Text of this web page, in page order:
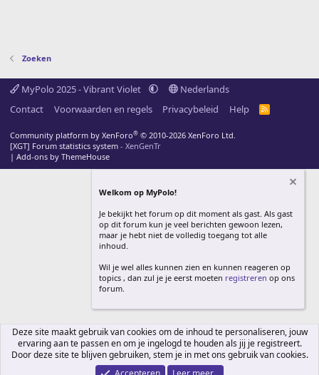
Zoeken
MyPolo 2025 - Vibrant Violet
Nederlands
Contact
Voorwaarden en regels Privacybeleid Help
R
S
Community platform by XenForo® © 2010-2026 XenForo Ltd.
[XGT] Forum statistics system - XenGenTr
| Add-ons by ThemeHouse
Welkom op MyPolo!
Je bekijkt het forum op dit moment als gast. Als gast
op dit forum kun je veel berichten gewoon lezen,
maar je hebt niet de volledig toegang tot alle
inhoud.
Wil je wel alles kunnen zien en kunnen reageren op
topics , dan zul je je eerst moeten registreren op ons
forum.
Deze site maakt gebruik van cookies om de inhoud te personaliseren, jouw
ervaring aan te passen en om je ingelogd te houden als jij je registreert.
Door deze site te blijven gebruiken, stem je in met ons gebruik van cookies.